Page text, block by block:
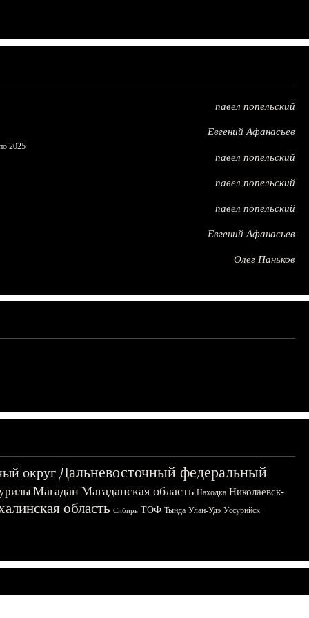
павел попельский
Евгений Афанасьев
2025
павел попельский
павел попельский
павел попельский
Евгений Афанасьев
Олег Паньков
округДальневосточный федеральный
Магадан Магаданская область Находка Николаевск-
область Сибирь ТОФ Тында Улан-Удэ Уссурийск